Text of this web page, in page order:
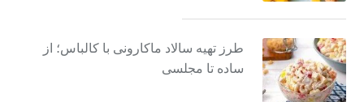
طرز تهیه سالاد ماکارونی با کالباس؛ از
ساده تا مجلسی